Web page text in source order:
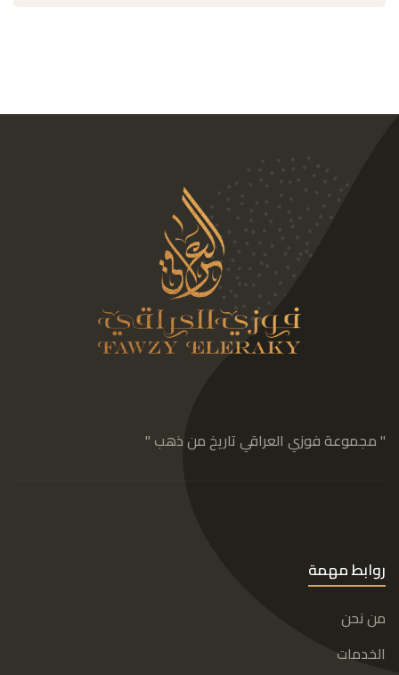
" مجموعة فوزي العراقي تاريخ من ذهب "
روابط مهمة
من نحن
الخدمات